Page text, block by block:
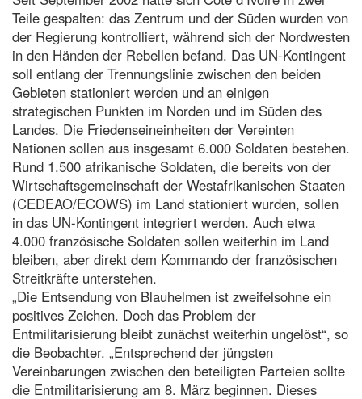
Teile gespalten: das Zentrum und der Süden wurden von
der Regierung kontrolliert, während sich der Nordwesten
in den Händen der Rebellen befand. Das UN-Kontingent
soll entlang der Trennungslinie zwischen den beiden
Gebieten stationiert werden und an einigen
strategischen Punkten im Norden und im Süden des
Landes. Die Friedenseineinheiten der Vereinten
Nationen sollen aus insgesamt 6.000 Soldaten bestehen.
Rund 1.500 afrikanische Soldaten, die bereits von der
Wirtschaftsgemeinschaft der Westafrikanischen Staaten
(CEDEAO/ECOWS) im Land stationiert wurden, sollen
in das UN-Kontingent integriert werden. Auch etwa
4.000 französische Soldaten sollen weiterhin im Land
bleiben, aber direkt dem Kommando der französischen
Streitkräfte unterstehen.
„Die Entsendung von Blauhelmen ist zweifelsohne ein
positives Zeichen. Doch das Problem der
Entmilitarisierung bleibt zunächst weiterhin ungelöst“, so
die Beobachter. „Entsprechend der jüngsten
Vereinbarungen zwischen den beteiligten Parteien sollte
die Entmilitarisierung am 8. März beginnen. Dieses